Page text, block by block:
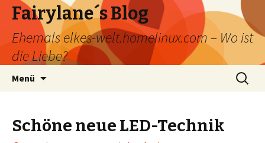
Fairylane´s Blog
Ehemals elkes-welt.homelinux.com – Wo ist
die Liebe?
Menü
Suchen
nach:
Schöne neue LED-Technik